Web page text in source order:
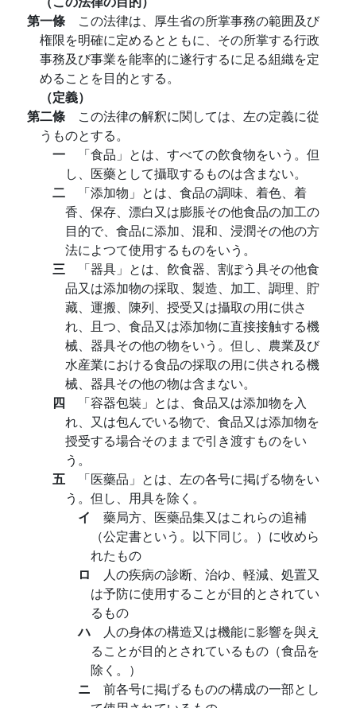
第一條 この法律は、厚生省の所掌事務の範囲及び
権限を明確に定めるとともに、その所掌する行政
事務及び事業を能率的に遂行するに足る組織を定
めることを目的とする。
（定義）
第二條 この法律の解釈に関しては、左の定義に從
うものとする。
一
「食品」とは、すべての飮食物をいう。但
し、医藥として攝取するものは含まない。
二
「添加物」とは、食品の調味、着色、着
香、保存、漂白又は膨脹その他食品の加工の
目的で、食品に添加、混和、浸潤その他の方
法によつて使用するものをいう。
三
「器具」とは、飮食器、割ぽう具その他食
品又は添加物の採取、製造、加工、調理、貯
藏、運搬、陳列、授受又は攝取の用に供さ
れ、且つ、食品又は添加物に直接接触する機
械、器具その他の物をいう。但し、農業及び
水産業における食品の採取の用に供される機
械、器具その他の物は含まない。
四
「容器包裝」とは、食品又は添加物を入
れ、又は包んでいる物で、食品又は添加物を
授受する場合そのままで引き渡すものをい
う。
五
「医藥品」とは、左の各号に掲げる物をい
う。但し、用具を除く。
イ 藥局方、医藥品集又はこれらの追補
（公定書という。以下同じ。）に收めら
れたもの
ロ 人の疾病の診断、治ゆ、軽減、処置又
は予防に使用することが目的とされてい
るもの
ハ 人の身体の構造又は機能に影響を與え
ることが目的とされているもの（食品を
除く。）
ニ 前各号に掲げるものの構成の一部とし